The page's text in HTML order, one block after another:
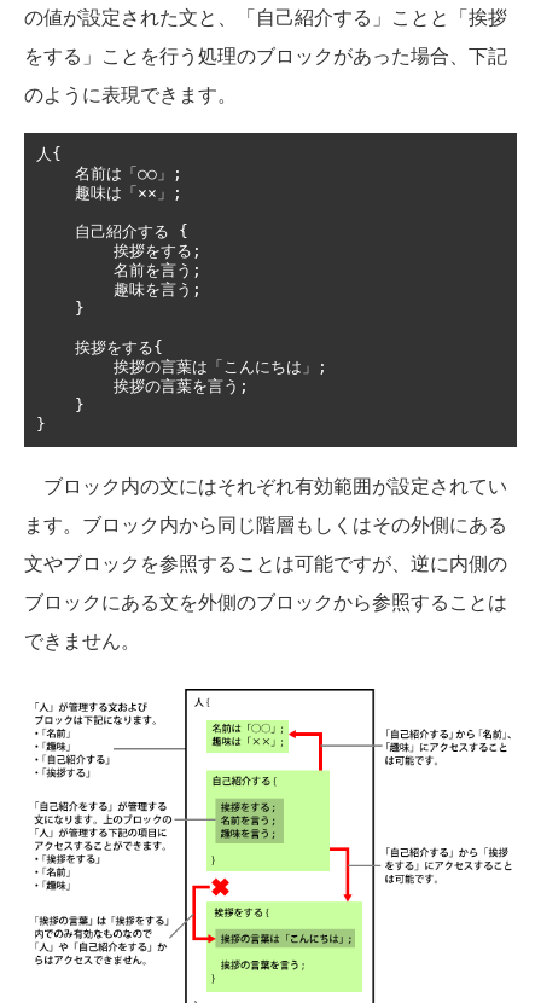
の値が設定された文と、「自己紹介する」ことと「挨拶
をする」ことを行う処理のブロックがあった場合、下記
のように表現できます。
人{
名前は「○○」;
趣味は「××」;
自己紹介する
{
挨拶をする;
名前を言う;
趣味を言う;
}
挨拶をする{
挨拶の言葉は「こんにちは」;
挨拶の言葉を言う;
}
}
ブロック内の文にはそれぞれ有効範囲が設定されてい
ます。ブロック内から同じ階層もしくはその外側にある
文やブロックを参照することは可能ですが、逆に内側の
ブロックにある文を外側のブロックから参照することは
できません。